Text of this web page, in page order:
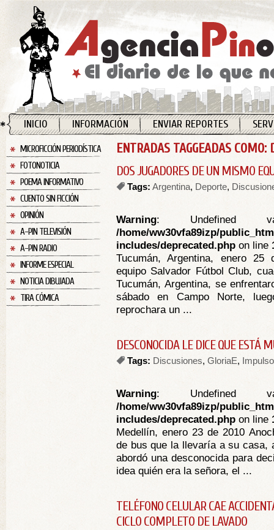
INICIO INFORMACIÓN ENVIAR REPORTES
MICROFICCIÓN PERIODÍSTICA
FOTONOTICIA
POEMA INFORMATIVO
CUENTO SIN FICCIÓN
OPINIÓN
A-PIN TELEVISIÓN
A-PIN RADIO
INFORME ESPECIAL
NOTICIA DIBUJADA
TIRA CÓMICA
ENTRADAS TAGGEADAS COMO:
DOS JUGADORES DE UN MISMO
Tags: Argentina, Deporte,
Warning: Undefined
/home/ww30vfa89izp/
includes/deprecated.php on line
Tucumán, Argentina, enero
equipo Salvador Fútbol Club,
Tucumán, Argentina, se
sábado en Campo Norte,
reprochara un ...
DESCONOCIDA LE DICE QUE ESTÁ
Tags: Discusiones, GloriaE,
Warning: Undefined
/home/ww30vfa89izp/
includes/deprecated.php on line
Medellín, enero 23 de 2010
de bus que la llevaría a su casa,
abordó una desconocida para
idea quién era la señora, el ...
TELÉFONO CELULAR CAE
CICLO COMPLETO DE LAVADO